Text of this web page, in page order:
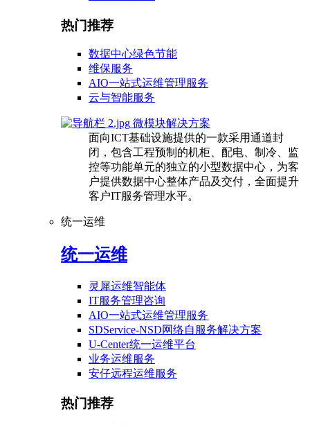
热门推荐
数据中心绿色节能
维保服务
AIO一站式运维管理服务
云与智能服务
微模块解决方案
面向ICT基础设施提供的一款采用通道封
闭，包含工程预制的机柜、配电、制冷、监
控等功能单元的独立的小型数据中心，为客
户提供数据中心整体产品及交付，全面提升
客户IT服务管理水平。
统一运维
统一运维
灵犀运维智能体
IT服务管理咨询
AIO一站式运维管理服务
SDService-NSD网络自服务解决方案
U-Center统一运维平台
业务运维服务
安仔远程运维服务
热门推荐